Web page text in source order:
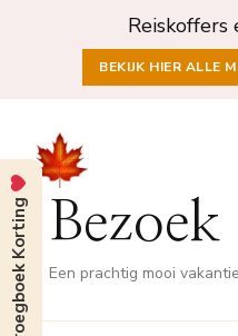
BEKIJK HIER ALLE
Een prachtig mooi
Vroegboek Korting